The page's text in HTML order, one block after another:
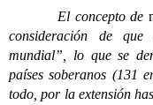
El concepto de
consideración de que
mundial”, lo que se
países soberanos (131
todo, por la extensión